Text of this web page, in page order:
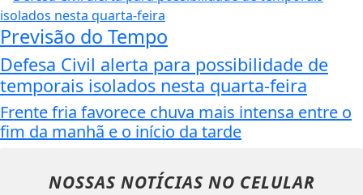
Previsão do Tempo
Defesa Civil alerta para possibilidade de
temporais isolados nesta quarta-feira
Frente fria favorece chuva mais intensa entre o
fim da manhã e o início da tarde
NOSSAS NOTÍCIAS NO CELULAR